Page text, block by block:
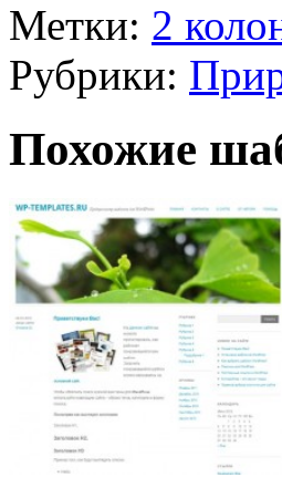
Метки: 2
Рубрики:
Похожие